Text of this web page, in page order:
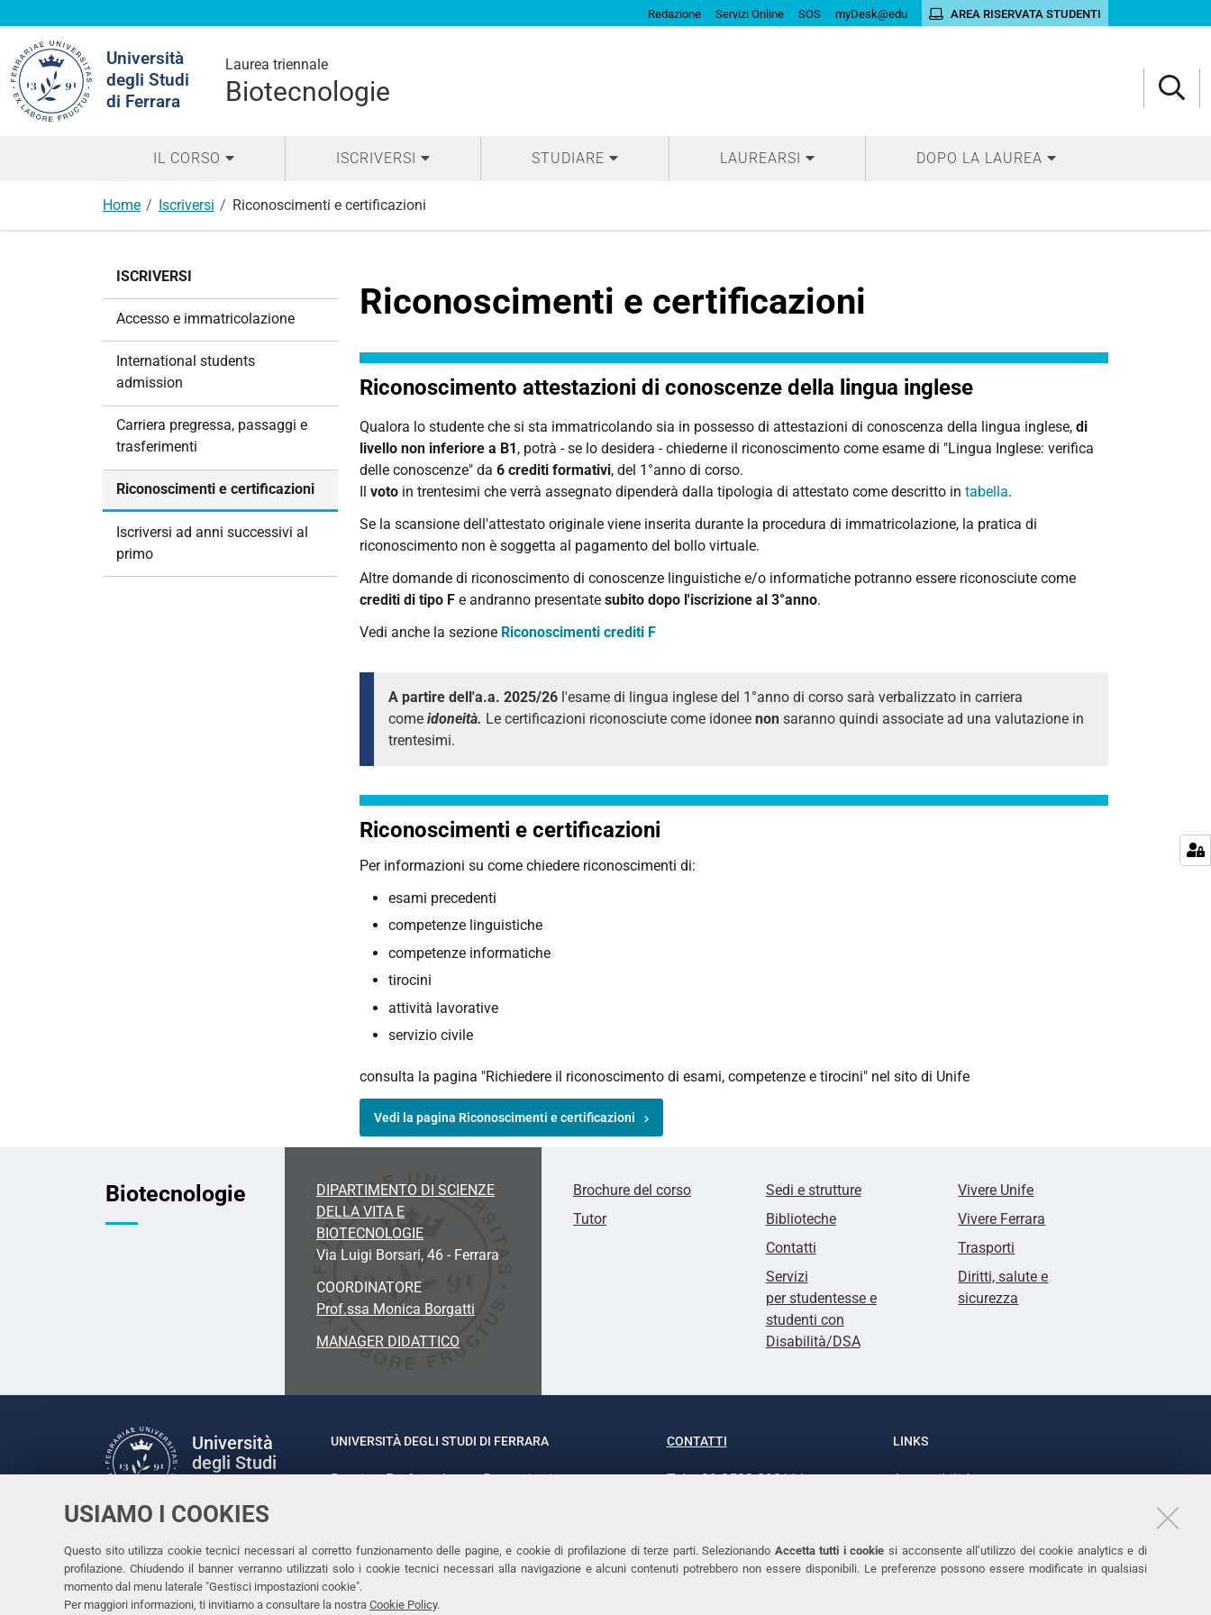
USIAMO I COOKIES
Questo sito utilizza cookie tecnici necessari al corretto funzionamento delle pagine, e cookie di profilazione di terze parti. Selezionando Accetta tutti i cookie si acconsente all’utilizzo dei cookie analytics e di
profilazione. Chiudendo il banner verranno utilizzati solo i cookie tecnici necessari alla navigazione e alcuni contenuti potrebbero non essere disponibili. Le preferenze possono essere modificate in qualsiasi
momento dal menu laterale "Gestisci impostazioni cookie".
Per maggiori informazioni, ti invitiamo a consultare la nostra Cookie Policy.
Redazione Servizi Online SOS myDesk@edu AREA RISERVATA STUDENTI
Università
degli Studi
di Ferrara
Laurea triennale
Biotecnologie
nel
sito
IL CORSO ISCRIVERSI STUDIARE LAUREARSI DOPO LA LAUREA
Home Iscriversi Riconoscimenti e certificazioni
Riconoscimenti e certificazioni
Riconoscimento attestazioni di conoscenze della lingua inglese
Qualora lo studente che si sta immatricolando sia in possesso di attestazioni di conoscenza della lingua inglese, di
livello non inferiore a B1, potrà - se lo desidera - chiederne il riconoscimento come esame di "Lingua Inglese: verifica
delle conoscenze" da 6 crediti formativi, del 1°anno di corso.
Il voto in trentesimi che verrà assegnato dipenderà dalla tipologia di attestato come descritto in tabella.
Se la scansione dell'attestato originale viene inserita durante la procedura di immatricolazione, la pratica di
riconoscimento non è soggetta al pagamento del bollo virtuale.
Altre domande di riconoscimento di conoscenze linguistiche e/o informatiche potranno essere riconosciute come
crediti di tipo F e andranno presentate subito dopo l'iscrizione al 3°anno.
Vedi anche la sezione Riconoscimenti crediti F
A partire dell'a.a. 2025/26 l'esame di lingua inglese del 1°anno di corso sarà verbalizzato in carriera
come idoneità. Le certificazioni riconosciute come idonee non saranno quindi associate ad una valutazione in
trentesimi.
Riconoscimenti e certificazioni
Per informazioni su come chiedere riconoscimenti di:
esami precedenti
competenze linguistiche
competenze informatiche
tirocini
attività lavorative
servizio civile
consulta la pagina "Richiedere il riconoscimento di esami, competenze e tirocini" nel sito di Unife
Vedi la pagina Riconoscimenti e certificazioni
ISCRIVERSI
Accesso e immatricolazione
International students
admission
Carriera pregressa, passaggi e
trasferimenti
Riconoscimenti e certificazioni
Iscriversi ad anni successivi al
primo
Biotecnologie
DIPARTIMENTO DI SCIENZE
DELLA VITA E
BIOTECNOLOGIE
Via Luigi Borsari, 46 - Ferrara
COORDINATORE
Prof.ssa Monica Borgatti
MANAGER DIDATTICO
Brochure del corso
Tutor
Sedi e strutture
Biblioteche
Contatti
Servizi
per studentesse e
studenti con
Disabilità/DSA
Vivere Unife
Vivere Ferrara
Trasporti
Diritti, salute e
sicurezza
Università
degli Studi
Facebook
LinkedinInstagram
Youtube
UNIVERSITÀ DEGLI STUDI DI FERRARA
Rettrice: Prof.ssa Laura Ramaciotti
CONTATTI
Tel. +39 0532 293111
LINKS
Accessibilità
Cookies